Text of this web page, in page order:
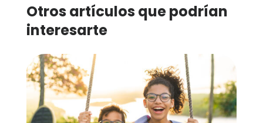
Otros artículos que podrían
interesarte